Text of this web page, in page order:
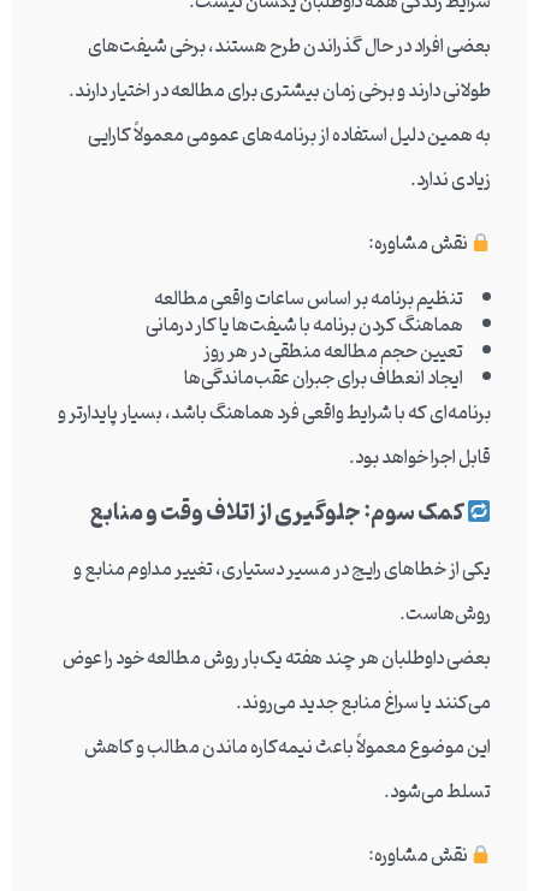
بعضی افراد در حال گذراندن طرح هستند، برخی شیفت‌های
طولانی دارند و برخی زمان بیشتری برای مطالعه در اختیار دارند.
به همین دلیل استفاده از برنامه‌های عمومی معمولاً کارایی
زیادی ندارد.
نقش مشاوره:
تنظیم برنامه بر اساس ساعات واقعی مطالعه
هماهنگ کردن برنامه با شیفت‌ها یا کار درمانی
تعیین حجم مطالعه منطقی در هر روز
ایجاد انعطاف برای جبران عقب‌ماندگی‌ها
برنامه‌ای که با شرایط واقعی فرد هماهنگ باشد، بسیار پایدارتر و
قابل اجرا خواهد بود.
کمک سوم: جلوگیری از اتلاف وقت و منابع
یکی از خطاهای رایج در مسیر دستیاری، تغییر مداوم منابع و
روش‌هاست.
بعضی داوطلبان هر چند هفته یک‌بار روش مطالعه خود را عوض
می‌کنند یا سراغ منابع جدید می‌روند.
این موضوع معمولاً باعث نیمه‌کاره ماندن مطالب و کاهش
تسلط می‌شود.
نقش مشاوره: